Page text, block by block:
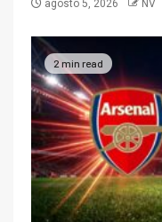
agosto 5, 2026 NV
2 min read